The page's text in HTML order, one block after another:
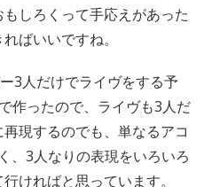
しろくって手応えがあった
ばいいですね。
3人だけでライヴをする予
作ったので、ライヴも3人だ
現するのでも、単なるアコ
、3人なりの表現をいろいろ
ければと思っています。